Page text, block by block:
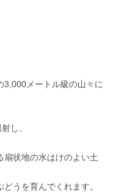
3,000メートル級の山々に
し、
扇状地の水はけのよい土
うを育んでくれます。